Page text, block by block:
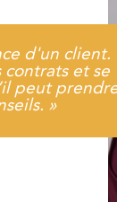
d'un client.
contrats et se
peut
»